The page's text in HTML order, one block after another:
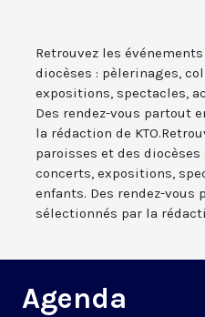
Retrouvez les
diocèses : pèlerinages,
expositions, spectacles,
Des rendez-vous partout
la rédaction de
paroisses et des
concerts, expositions,
enfants. Des rendez-vous
sélectionnés par la
Agenda